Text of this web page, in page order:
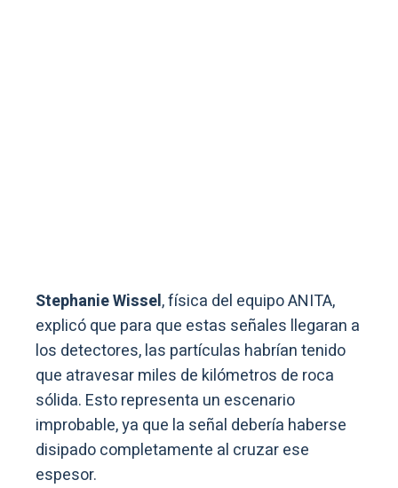
Stephanie Wissel, física del equipo ANITA,
explicó que para que estas señales llegaran a
los detectores, las partículas habrían tenido
que atravesar miles de kilómetros de roca
sólida. Esto representa un escenario
improbable, ya que la señal debería haberse
disipado completamente al cruzar ese
espesor.